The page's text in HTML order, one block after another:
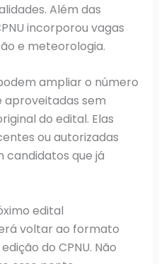
Além das
incorporou vagas
e meteorologia.
ampliar o número
sem
do edital. Elas
ou autorizadas
candidatos que já
edital
voltar ao formato
do CPNU. Não